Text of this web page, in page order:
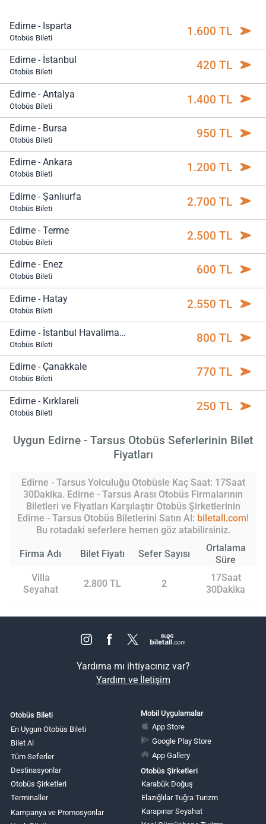
Edirne - Isparta
Otobüs Bileti 1.600 TL
Edirne - İstanbul
Otobüs Bileti 420 TL
Edirne - Antalya
Otobüs Bileti 1.400 TL
Edirne - Bursa
Otobüs Bileti 950 TL
Edirne - Ankara
Otobüs Bileti 1.200 TL
Edirne - Şanlıurfa
Otobüs Bileti 2.700 TL
Edirne - Terme
Otobüs Bileti 2.500 TL
Edirne - Enez
Otobüs Bileti 600 TL
Edirne - Hatay
Otobüs Bileti 2.550 TL
Edirne - İstanbul Havalimanı
Otobüs Bileti 800 TL
Edirne - Çanakkale
Otobüs Bileti 770 TL
Edirne - Kırklareli
Otobüs Bileti 250 TL
Uygun Edirne - Tarsus Otobüs Seferlerinin Bilet
Fiyatları
Edirne - Tarsus Yolculuğu Otobüsle Kaç Saat: 17Saat
30Dakika. Edirne - Tarsus Arası Otobüs Firmalarının
Biletleri ve Fiyatları Karşılaştır Otobüs Şirketlerinin
Edirne - Tarsus Otobüs Biletlerini Satın Al: biletall.com!
Bu rotadaki seferlere hemen göz atabilirsiniz.
Firma Adı Bilet Fiyatı Sefer Sayısı
Ortalama
Süre
Villa
Seyahat
2.800 TL 2
17Saat
30Dakika
Yardıma mı ihtiyacınız var?
Yardım ve İletişim
Otobüs Bileti
En Uygun Otobüs Bileti
Bilet Al
Tüm Seferler
Destinasyonlar
Otobüs Şirketleri
Terminaller
Kampanya ve Promosyonlar
Mobil Uygulamalar
App Store
Google Play Store
App Gallery
Otobüs Şirketleri
Karabük Doğuş
Elazığlılar Tuğra Turizm
Karapınar Seyahat